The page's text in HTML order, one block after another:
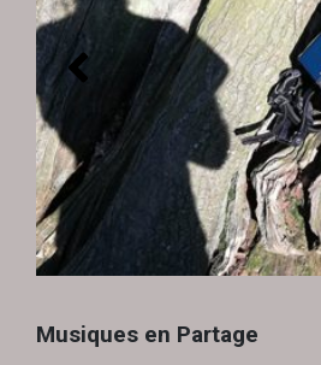
Musiques en Partage